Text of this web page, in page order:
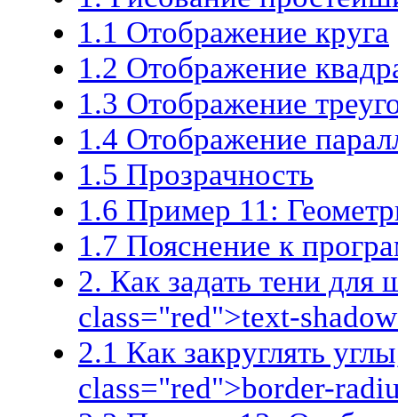
1.1 Отображение круга
1.2 Отображение
1.3 Отображение
1.4 Отображение
1.5 Прозрачность
1.6 Пример 11:
1.7 Пояснение к
2. Как задать тени
class="red">text-
2.1 Как закруглять
class="red">border-